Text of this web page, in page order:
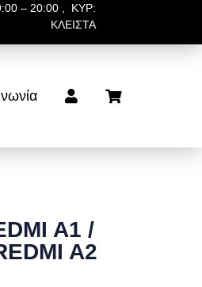
– 20:00 , ΚΥΡ:
ΚΛΕΙΣΤΑ
A1 /
A2